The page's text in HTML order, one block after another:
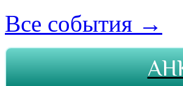
Все события →